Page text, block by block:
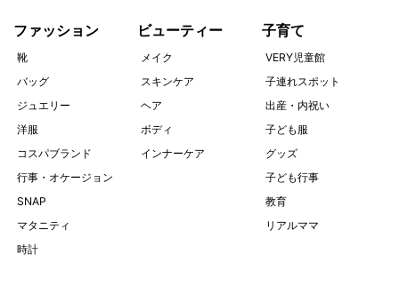
ファッション
靴
バッグ
ジュエリー
洋服
コスパブランド
行事・オケージョン
SNAP
マタニティ
時計
ビューティー
メイク
スキンケア
ヘア
ボディ
インナーケア
子育て
VERY児童館
子連れスポット
出産・内祝い
子ども服
グッズ
子ども行事
教育
リアルママ